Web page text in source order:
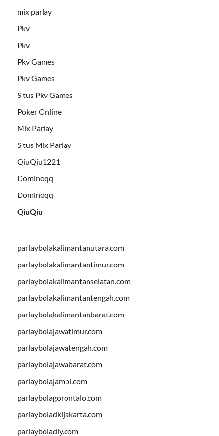
mix parlay
Pkv
Pkv
Pkv Games
Pkv Games
Situs Pkv Games
Poker Online
Mix Parlay
Situs Mix Parlay
QiuQiu1221
Dominoqq
Dominoqq
QiuQiu
parlaybolakalimantanutara.com
parlaybolakalimantantimur.com
parlaybolakalimantanselatan.com
parlaybolakalimantantengah.com
parlaybolakalimantanbarat.com
parlaybolajawatimur.com
parlaybolajawatengah.com
parlaybolajawabarat.com
parlaybolajambi.com
parlaybolagorontalo.com
parlayboladkijakarta.com
parlayboladiy.com